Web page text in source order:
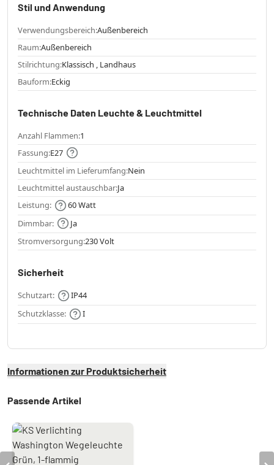
Stil und Anwendung
Verwendungsbereich:Außenbereich
Raum:Außenbereich
Stilrichtung:Klassisch , Landhaus
Bauform:Eckig
Technische Daten Leuchte & Leuchtmittel
Anzahl Flammen:1
Fassung:E27
Leuchtmittel im Lieferumfang:Nein
Leuchtmittel austauschbar:Ja
Leistung:
60 Watt
Dimmbar:
Ja
Stromversorgung:230 Volt
Sicherheit
Schutzart:
IP44
Schutzklasse:
I
Informationen zur Produktsicherheit
Passende Artikel